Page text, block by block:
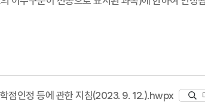
점인정 등에 관한 지침(2023. 9. 12.).hwpx